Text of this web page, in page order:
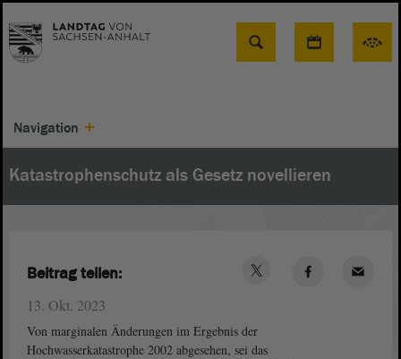
Suche
Navigation
Katastrophenschutz als Gesetz novellieren
13. Okt. 2023
Von marginalen Änderungen im Ergebnis der
Hochwasserkatastrophe 2002 abgesehen, sei das
Beitrag teilen: